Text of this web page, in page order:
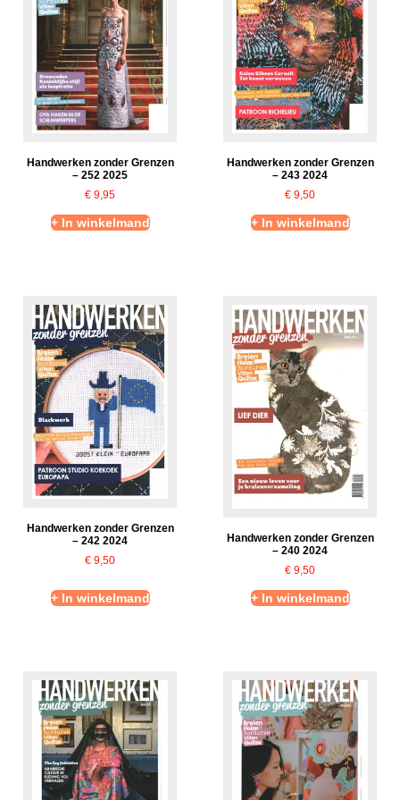
Handwerken zonder Grenzen
– 252 2025
€ 9,95
+ In winkelmand
Handwerken zonder Grenzen
– 243 2024
€ 9,50
+ In winkelmand
Handwerken zonder Grenzen
– 242 2024
€ 9,50
+ In winkelmand
Handwerken zonder Grenzen
– 240 2024
€ 9,50
+ In winkelmand